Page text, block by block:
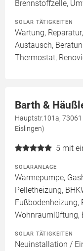
Brennstoffzelle,
SOLAR TÄTIGKEITEN
Wartung,
Austausch,
Thermostat,
Barth &
Hauptstr.101a,
Eislingen)
5 mit
SOLARANLAGE
Wärmepumpe,
Pelletheizung,
Fußbodenheizung,
Wohnraumlüftung,
SOLAR TÄTIGKEITEN
Neuinstallation /